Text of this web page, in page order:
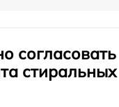
согласовать
стиральных